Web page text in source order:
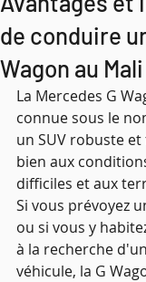
de conduire
Wagon au Mali
La Mercedes G
connue sous le
un SUV robuste
bien aux
difficiles et aux
Si vous prévoyez
ou si vous y
à la recherche
véhicule, la G